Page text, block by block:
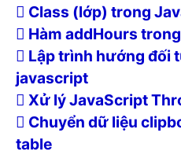
Class (lớp) trong
Hàm addHours
Lập trình hướng đối
javascript
Xử lý JavaScript
Chuyển dữ liệu
table